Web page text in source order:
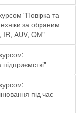
"Повірка та
за обраним
АUV, QМ"
під час